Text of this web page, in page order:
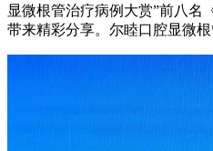
显微根管治疗病例大赏”前八名
带来精彩分享。尔睦口腔显微